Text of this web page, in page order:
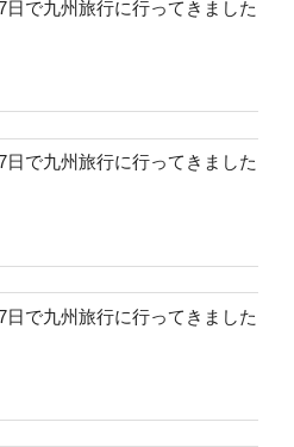
日で九州旅行に行ってきました
日で九州旅行に行ってきました
日で九州旅行に行ってきました